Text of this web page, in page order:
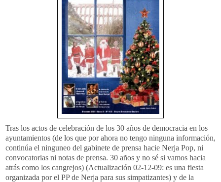
Tras los actos de celebración de los 30 años de democracia en los
ayuntamientos (de los que por ahora no tengo ninguna información,
continúa el ninguneo del gabinete de prensa hacie Nerja Pop, ni
convocatorias ni notas de prensa. 30 años y no sé si vamos hacia
atrás como los cangrejos) (Actualización 02-12-09: es una fiesta
organizada por el PP de Nerja para sus simpatizantes) y de la